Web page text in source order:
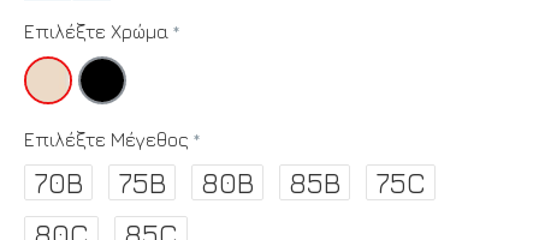
Επιλέξτε Χρώμα
Επιλέξτε Μέγεθος
70B 75B 80B 85B
75C